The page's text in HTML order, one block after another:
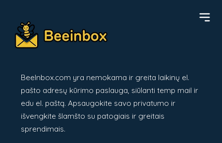
BeeInbox.com yra nemokama ir greita laikinų el.
pašto adresų kūrimo paslauga, siūlanti temp mail ir
edu el. paštą. Apsaugokite savo privatumo ir
išvengkite šlamšto su patogiais ir greitais
sprendimais.